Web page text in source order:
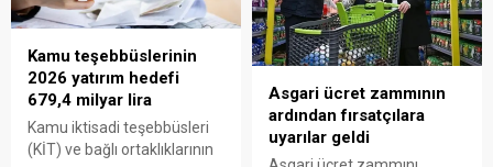
Kamu teşebbüslerinin
2026 yatırım hedefi
679,4 milyar lira
Kamu iktisadi teşebbüsleri
(KİT) ve bağlı ortaklıklarının
Asgari ücret zammının
ardından fırsatçılara
uyarılar geldi